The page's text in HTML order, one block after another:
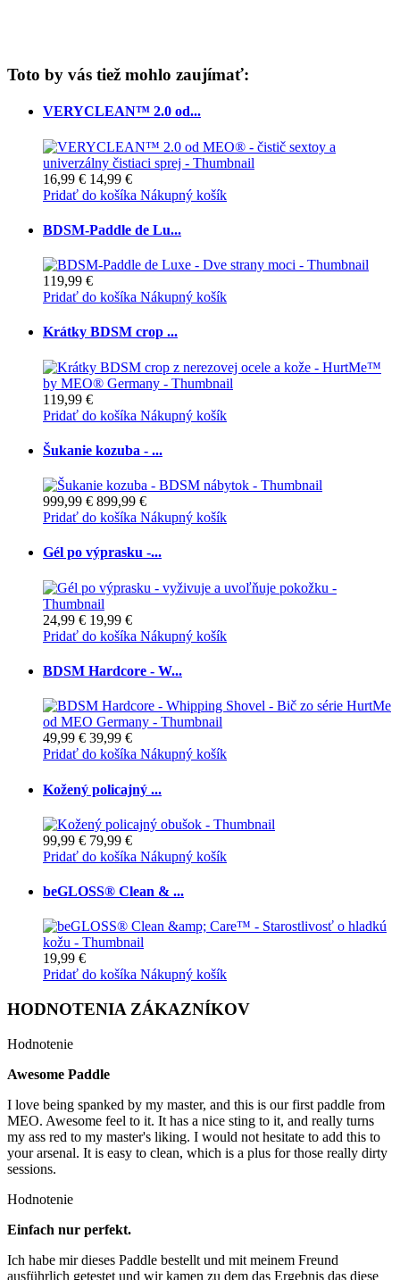
Toto by vás tiež mohlo zaujímať:
VERYCLEAN™ 2.0 od...
16,99 € 14,99 €
Pridať do košíka Nákupný košík
BDSM-Paddle de Lu...
119,99 €
Pridať do košíka Nákupný košík
Krátky BDSM crop ...
119,99 €
Pridať do košíka Nákupný košík
Šukanie kozuba - ...
999,99 € 899,99 €
Pridať do košíka Nákupný košík
Gél po výprasku -...
24,99 € 19,99 €
Pridať do košíka Nákupný košík
BDSM Hardcore - W...
49,99 € 39,99 €
Pridať do košíka Nákupný košík
Kožený policajný ...
99,99 € 79,99 €
Pridať do košíka Nákupný košík
beGLOSS® Clean & ...
19,99 €
Pridať do košíka Nákupný košík
HODNOTENIA ZÁKAZNÍKOV
Hodnotenie
Awesome Paddle
I love being spanked by my master, and this is our first paddle from
MEO. Awesome feel to it. It has a nice sting to it, and really turns
my ass red to my master's liking. I would not hesitate to add this to
your arsenal. It is easy to clean, which is a plus for those really dirty
sessions.
Hodnotenie
Einfach nur perfekt.
Ich habe mir dieses Paddle bestellt und mit meinem Freund
ausführlich getestet und wir kamen zu dem das Ergebnis das diese